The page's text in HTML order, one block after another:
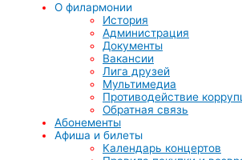
О филармонии
История
Администрация
Документы
Вакансии
Лига друзей
Мультимедиа
Противодействие
Обратная связь
Абонементы
Афиша и билеты
Календарь концертов